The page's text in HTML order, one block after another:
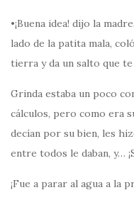
•¡Buena idea! dijo la
lado de la patita mala,
tierra y da un salto que te
Grinda estaba un poco
cálculos, pero como era
decían por su bien, les
entre todos le daban, y…
¡Fue a parar al agua a la